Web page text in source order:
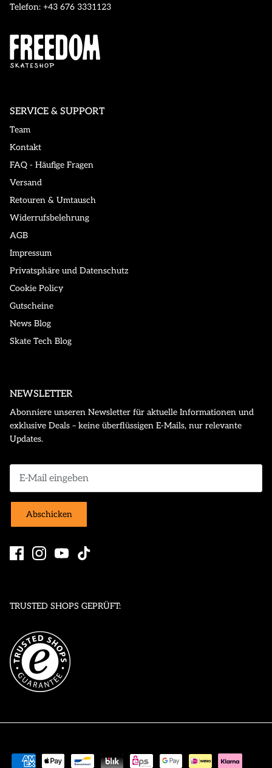
Telefon: +43 676 3331123
SERVICE & SUPPORT
Team
Kontakt
FAQ - Häufige Fragen
Versand
Retouren & Umtausch
Widerrufsbelehrung
AGB
Impressum
Privatsphäre und Datenschutz
Cookie Policy
Gutscheine
News Blog
Skate Tech Blog
NEWSLETTER
Abonniere unseren Newsletter für aktuelle Informationen und
exklusive Deals – keine überflüssigen E-Mails, nur relevante
Updates.
Abschicken
TRUSTED SHOPS GEPRÜFT: